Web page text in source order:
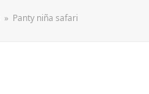
» Panty niña safari